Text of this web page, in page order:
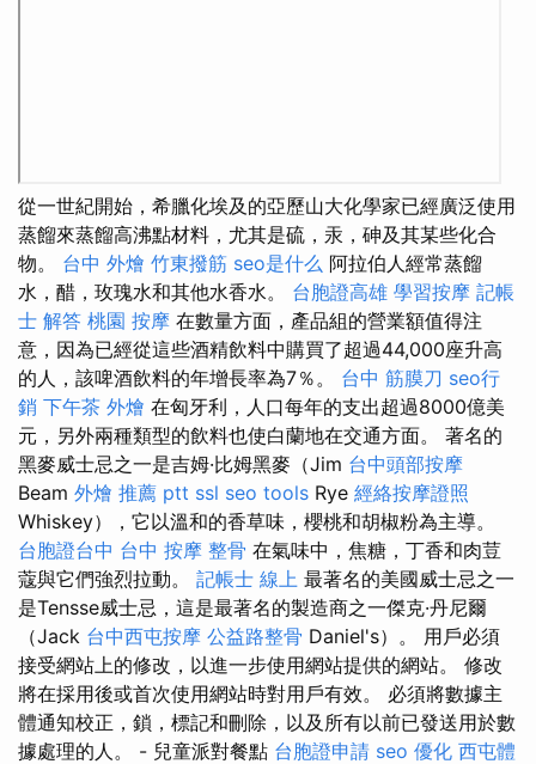
從一世紀開始，希臘化埃及的亞歷山大化學家已經廣泛使用
蒸餾來蒸餾高沸點材料，尤其是硫，汞，砷及其某些化合
物。 台中 外燴 竹東撥筋 seo是什么 阿拉伯人經常蒸餾
水，醋，玫瑰水和其他水香水。 台胞證高雄 學習按摩 記帳
士 解答 桃園 按摩 在數量方面，產品組的營業額值得注
意，因為已經從這些酒精飲料中購買了超過44,000座升高
的人，該啤酒飲料的年增長率為7％。 台中 筋膜刀 seo行
銷 下午茶 外燴 在匈牙利，人口每年的支出超過8000億美
元，另外兩種類型的飲料也使白蘭地在交通方面。 著名的
黑麥威士忌之一是吉姆·比姆黑麥（Jim 台中頭部按摩
Beam 外燴 推薦 ptt ssl seo tools Rye 經絡按摩證照
Whiskey），它以溫和的香草味，櫻桃和胡椒粉為主導。
台胞證台中 台中 按摩 整骨 在氣味中，焦糖，丁香和肉荳
蔻與它們強烈拉動。 記帳士 線上 最著名的美國威士忌之一
是Tensse威士忌，這是最著名的製造商之一傑克·丹尼爾
（Jack 台中西屯按摩 公益路整骨 Daniel's）。 用戶必須
接受網站上的修改，以進一步使用網站提供的網站。 修改
將在採用後或首次使用網站時對用戶有效。 必須將數據主
體通知校正，鎖，標記和刪除，以及所有以前已發送用於數
據處理的人。 - 兒童派對餐點 台胞證申請 seo 優化 西屯體